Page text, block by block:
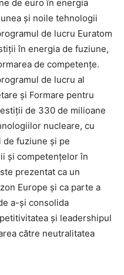
de lucru Euratom
în energia de fuziune,
de competențe.
de lucru al
și Formare pentru
de 330 de milioane
nucleare, cu
de fuziune și pe
și competențelor în
prezentat ca un
Europe și ca parte a
a-și consolida
și leadershipul
către neutralitatea